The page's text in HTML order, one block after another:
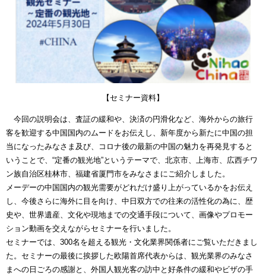
【セミナー資料】
今回の説明会は、査証の緩和や、決済の円滑化など、海外からの旅行
客を歓迎する中国国内のムードをお伝えし、新年度から新たに中国の担
当になったみなさま及び、コロナ後の最新の中国の魅力を再発見すると
いうことで、“定番の観光地”というテーマで、北京市、上海市、広西チワ
ン族自治区桂林市、福建省厦門市をみなさまにご紹介しました。
メーデーの中国国内の観光需要がどれだけ盛り上がっているかをお伝え
し、今後さらに海外に目を向け、中日双方での往来の活性化の為に、歴
史や、世界遺産、文化や現地までの交通手段について、画像やプロモー
ション動画を交えながらセミナーを行いました。
セミナーでは、300名を超える観光・文化業界関係者にご覧いただきまし
た。セミナーの最後に挨拶した欧陽首席代表からは、観光業界のみなさ
まへの日ごろの感謝と、外国人観光客の訪中と好条件の緩和やビザの手